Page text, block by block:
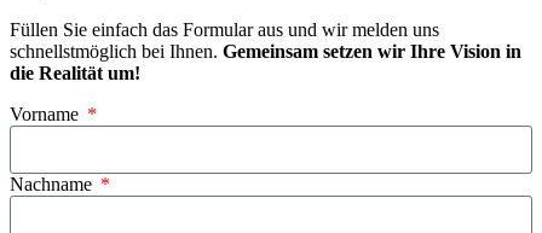
Füllen Sie einfach das Formular aus und wir melden uns
schnellstmöglich bei Ihnen. Gemeinsam setzen wir Ihre Vision in
die Realität um!
Vorname
Nachname